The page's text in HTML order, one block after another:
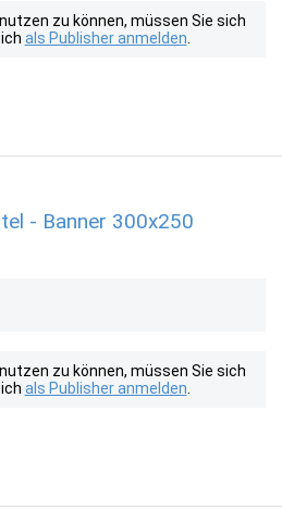
zu können, müssen Sie sich
als Publisher anmelden
- Banner 300x250
zu können, müssen Sie sich
als Publisher anmelden